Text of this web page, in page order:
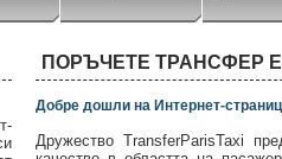
ПОРЪЧЕТЕ ТРАНСФЕР
Добре дошли на Интернет-
Дружество TransferParisTaxi